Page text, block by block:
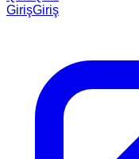
GirişGiriş